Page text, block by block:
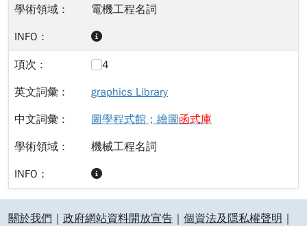
電機工程名詞
4
graphics Library
圖學程式館；繪圖函式庫
機械工程名詞
:::關於我們 政府網站資料開放宣告 個資法及隱私權聲明